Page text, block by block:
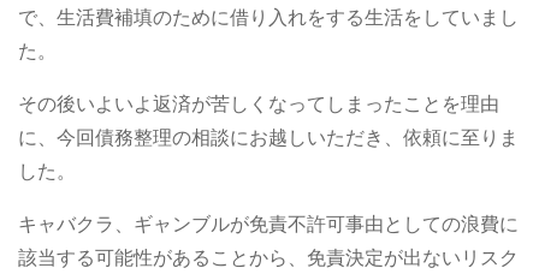
で、生活費補填のために借り入れをする生活をしていまし
た。
その後いよいよ返済が苦しくなってしまったことを理由
に、今回債務整理の相談にお越しいただき、依頼に至りま
した。
キャバクラ、ギャンブルが免責不許可事由としての浪費に
該当する可能性があることから、免責決定が出ないリスク